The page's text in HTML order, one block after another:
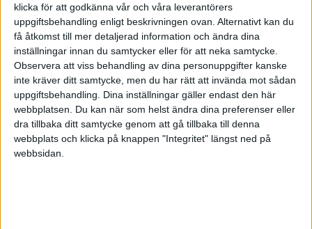
klicka för att godkänna vår och våra leverantörers
uppgiftsbehandling enligt beskrivningen ovan. Alternativt kan du
få åtkomst till mer detaljerad information och ändra dina
inställningar innan du samtycker eller för att neka samtycke.
Observera att viss behandling av dina personuppgifter kanske
inte kräver ditt samtycke, men du har rätt att invända mot sådan
uppgiftsbehandling. Dina inställningar gäller endast den här
webbplatsen. Du kan när som helst ändra dina preferenser eller
dra tillbaka ditt samtycke genom att gå tillbaka till denna
webbplats och klicka på knappen "Integritet" längst ned på
webbsidan.
Finns det någon här som kan förklara för mig
hur jag ska välja rätt index till en offert som jag
ska skriva?
Enligt Skatteverket så har jag SNI kod 70220.
Enligt en revisor som jag har pratat med så ska
jag använda ett index som heter AKI SNI 2007 I.
Detta förstår jag inte alls hur han kom fram till
för I:et står ju inte alls för den bransch som jag
håller på i.